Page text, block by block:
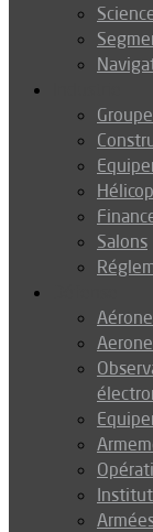
Salons